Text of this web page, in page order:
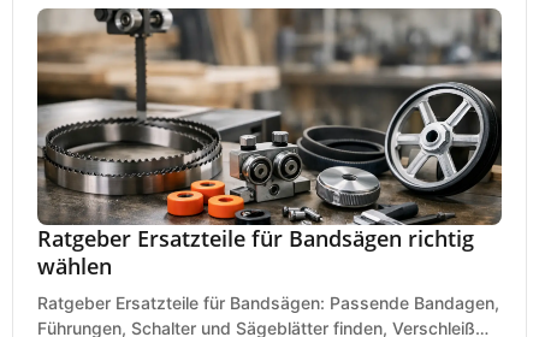
Ratgeber Ersatzteile für Bandsägen richtig
wählen
Ratgeber Ersatzteile für Bandsägen: Passende Bandagen,
Führungen, Schalter und Sägeblätter finden, Verschleiß